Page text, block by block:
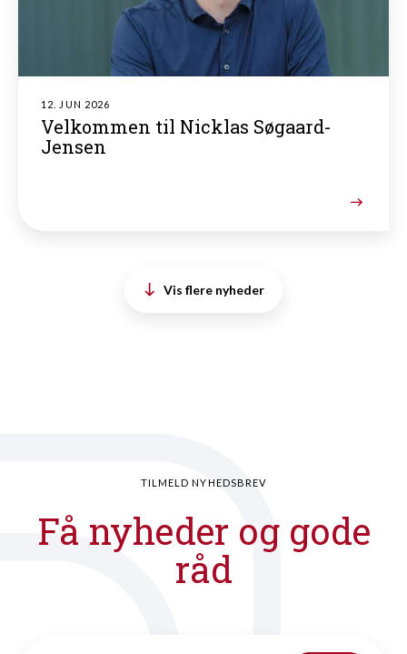
12. JUN 2026
Velkommen til Nicklas Søgaard-
Jensen
Vis flere nyheder
TILMELD NYHEDSBREV
Få nyheder og gode
råd